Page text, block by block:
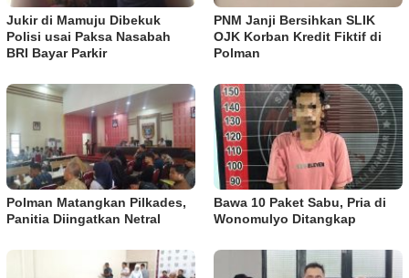
Jukir di Mamuju Dibekuk
Polisi usai Paksa Nasabah
BRI Bayar Parkir
PNM Janji Bersihkan SLIK
OJK Korban Kredit Fiktif di
Polman
Polman Matangkan Pilkades,
Panitia Diingatkan Netral
Bawa 10 Paket Sabu, Pria di
Wonomulyo Ditangkap